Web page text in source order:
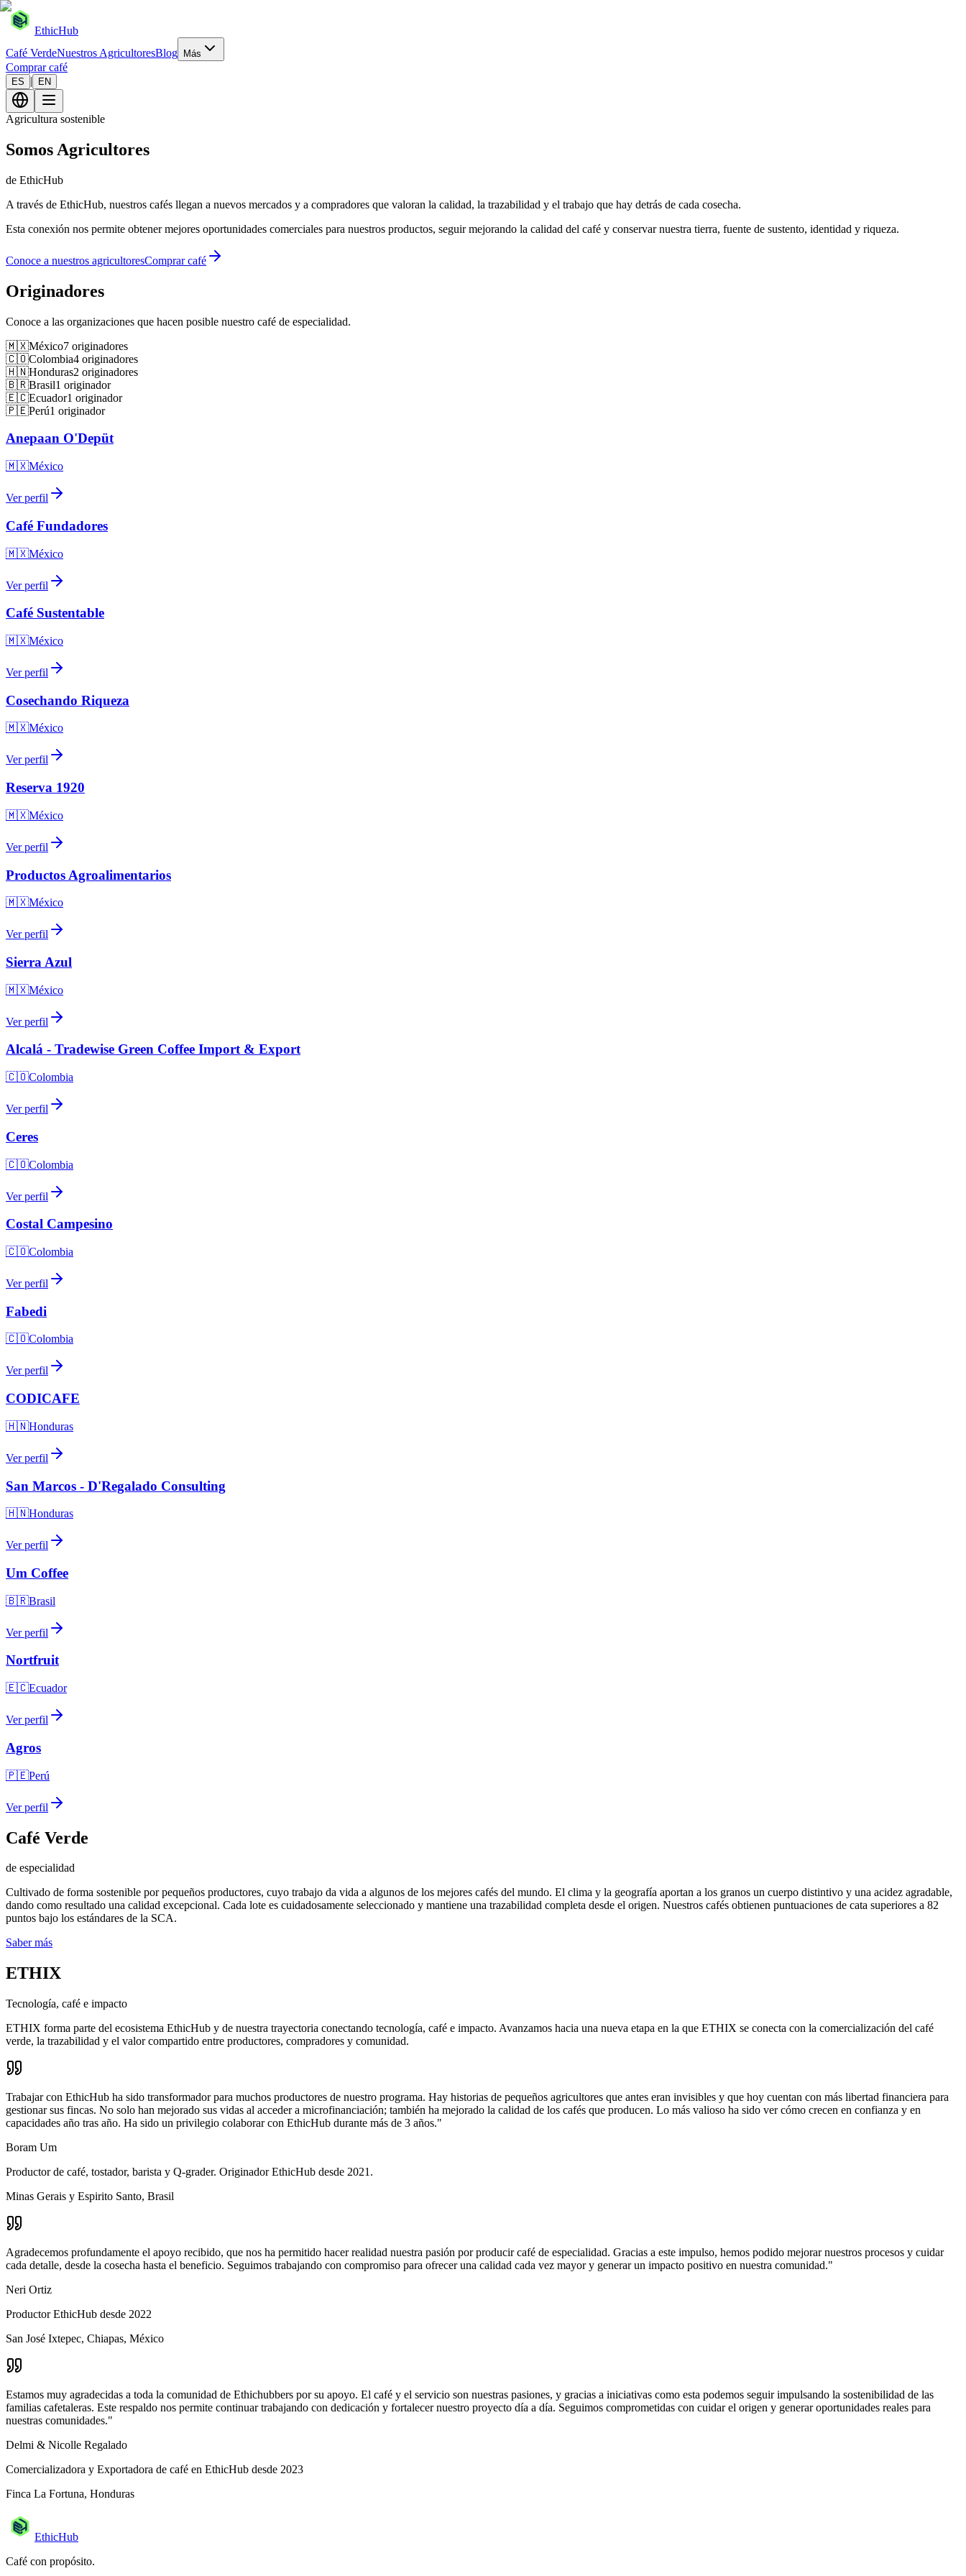
EthicHub
Café VerdeNuestros AgricultoresBlog Más
Comprar café
ES | EN
Agricultura sostenible
Somos Agricultores
de EthicHub
A través de EthicHub, nuestros cafés llegan a nuevos mercados y a compradores que valoran la calidad, la trazabilidad y el trabajo que hay detrás de cada cosecha.
Esta conexión nos permite obtener mejores oportunidades comerciales para nuestros productos, seguir mejorando la calidad del café y conservar nuestra tierra, fuente de sustento, identidad y riqueza.
Conoce a nuestros agricultoresComprar café
Originadores
Conoce a las organizaciones que hacen posible nuestro café de especialidad.
🇲🇽México7 originadores
🇨🇴Colombia4 originadores
🇭🇳Honduras2 originadores
🇧🇷Brasil1 originador
🇪🇨Ecuador1 originador
🇵🇪Perú1 originador
Anepaan O'Depüt
🇲🇽México
Ver perfil
Café Fundadores
🇲🇽México
Ver perfil
Café Sustentable
🇲🇽México
Ver perfil
Cosechando Riqueza
🇲🇽México
Ver perfil
Reserva 1920
🇲🇽México
Ver perfil
Productos Agroalimentarios
🇲🇽México
Ver perfil
Sierra Azul
🇲🇽México
Ver perfil
Alcalá - Tradewise Green Coffee Import & Export
🇨🇴Colombia
Ver perfil
Ceres
🇨🇴Colombia
Ver perfil
Costal Campesino
🇨🇴Colombia
Ver perfil
Fabedi
🇨🇴Colombia
Ver perfil
CODICAFE
🇭🇳Honduras
Ver perfil
San Marcos - D'Regalado Consulting
🇭🇳Honduras
Ver perfil
Um Coffee
🇧🇷Brasil
Ver perfil
Nortfruit
🇪🇨Ecuador
Ver perfil
Agros
🇵🇪Perú
Ver perfil
Café Verde
de especialidad
Cultivado de forma sostenible por pequeños productores, cuyo trabajo da vida a algunos de los mejores cafés del mundo. El clima y la geografía aportan a los granos un cuerpo distintivo y una acidez agradable,
dando como resultado una calidad excepcional. Cada lote es cuidadosamente seleccionado y mantiene una trazabilidad completa desde el origen. Nuestros cafés obtienen puntuaciones de cata superiores a 82
puntos bajo los estándares de la SCA.
Saber más
ETHIX
Tecnología, café e impacto
ETHIX forma parte del ecosistema EthicHub y de nuestra trayectoria conectando tecnología, café e impacto. Avanzamos hacia una nueva etapa en la que ETHIX se conecta con la comercialización del café
verde, la trazabilidad y el valor compartido entre productores, compradores y comunidad.
Trabajar con EthicHub ha sido transformador para muchos productores de nuestro programa. Hay historias de pequeños agricultores que antes eran invisibles y que hoy cuentan con más libertad financiera para
gestionar sus fincas. No solo han mejorado sus vidas al acceder a microfinanciación; también ha mejorado la calidad de los cafés que producen. Lo más valioso ha sido ver cómo crecen en confianza y en
capacidades año tras año. Ha sido un privilegio colaborar con EthicHub durante más de 3 años."
Boram Um
Productor de café, tostador, barista y Q-grader. Originador EthicHub desde 2021.
Minas Gerais y Espirito Santo, Brasil
Agradecemos profundamente el apoyo recibido, que nos ha permitido hacer realidad nuestra pasión por producir café de especialidad. Gracias a este impulso, hemos podido mejorar nuestros procesos y cuidar
cada detalle, desde la cosecha hasta el beneficio. Seguimos trabajando con compromiso para ofrecer una calidad cada vez mayor y generar un impacto positivo en nuestra comunidad."
Neri Ortiz
Productor EthicHub desde 2022
San José Ixtepec, Chiapas, México
Estamos muy agradecidas a toda la comunidad de Ethichubbers por su apoyo. El café y el servicio son nuestras pasiones, y gracias a iniciativas como esta podemos seguir impulsando la sostenibilidad de las
familias cafetaleras. Este respaldo nos permite continuar trabajando con dedicación y fortalecer nuestro proyecto día a día. Seguimos comprometidas con cuidar el origen y generar oportunidades reales para
nuestras comunidades."
Delmi & Nicolle Regalado
Comercializadora y Exportadora de café en EthicHub desde 2023
Finca La Fortuna, Honduras
EthicHub
Café con propósito.